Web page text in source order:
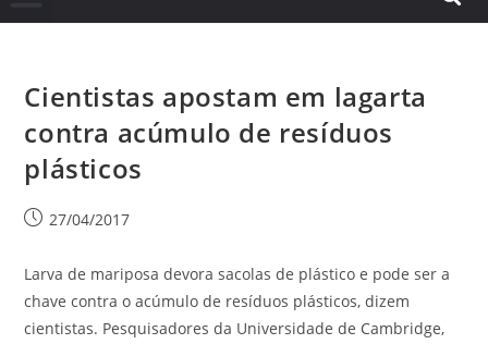
Cientistas apostam em lagarta
contra acúmulo de resíduos
plásticos
27/04/2017
Larva de mariposa devora sacolas de plástico e pode ser a
chave contra o acúmulo de resíduos plásticos, dizem
cientistas. Pesquisadores da Universidade de Cambridge,